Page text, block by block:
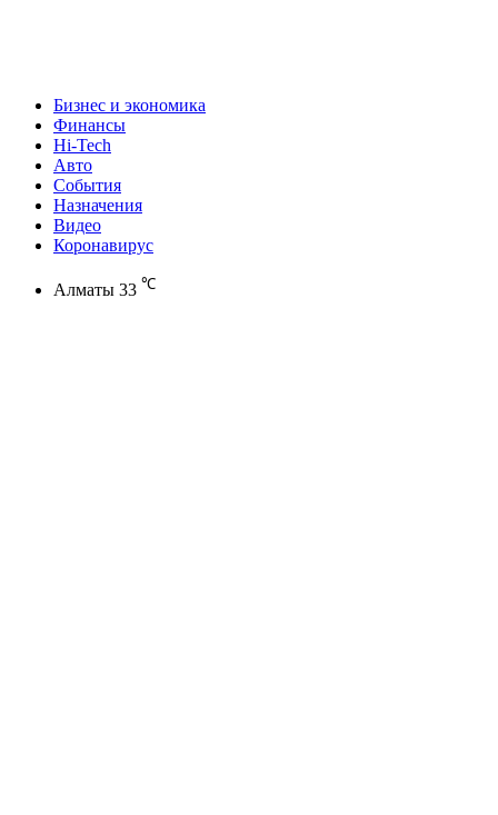
Бизнес и экономика
Финансы
Hi-Tech
Авто
События
Назначения
Видео
Коронавирус
Алматы 33 ℃